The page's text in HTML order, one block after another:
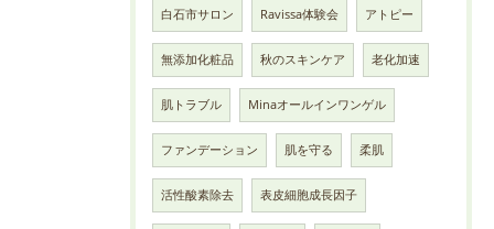
白石市サロン Ravissa体験会 アトピー
無添加化粧品 秋のスキンケア 老化加速
肌トラブル Minaオールインワンゲル
ファンデーション 肌を守る 柔肌
活性酸素除去 表皮細胞成長因子